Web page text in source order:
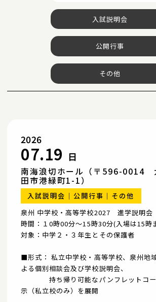
入試説明会
公開行事
その他
2026
07.19 日
南海浪切ホール（〒596-0014
田市港緑町1-1）
入試説明会 公開行事
その他
泉州 中学校・高等学校2027 進学説明会
時間：１0時00分～15時30分(入場は15
対象：中学２・３年生とその保護者
■形式： 私立中学校・高等学校、泉州地
よる個別相談会及び学校説明会、
持ち帰り可能なパンフレットコー
示（私立校のみ）を展開